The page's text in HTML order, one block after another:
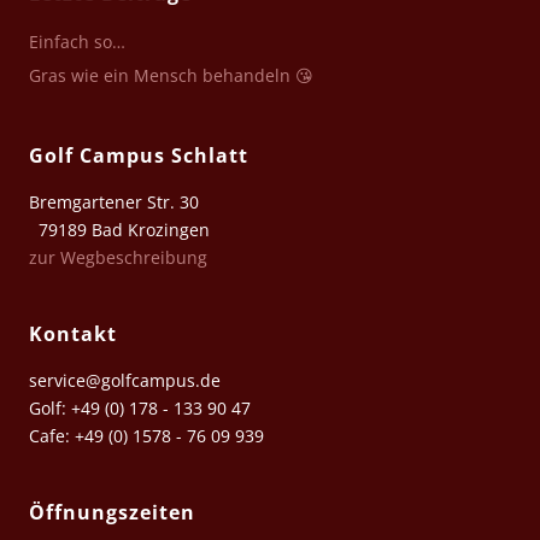
Einfach so…
Gras wie ein Mensch behandeln 😘
Golf Campus Schlatt
Bremgartener Str. 30
79189 Bad Krozingen
zur Wegbeschreibung
Kontakt
service@golfcampus.de
Golf: +49 (0) 178 - 133 90 47
Cafe: +49 (0) 1578 - 76 09 939
Öffnungszeiten